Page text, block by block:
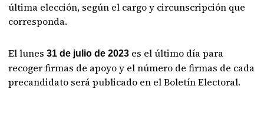
última elección, según el cargo y circunscripción que
corresponda.
El lunes31 de julio de 2023 es el último día para
recoger firmas de apoyo y el número de firmas de cada
precandidato será publicado en el Boletín Electoral.